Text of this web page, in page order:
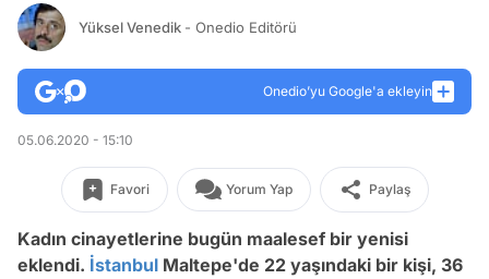
Yüksel Venedik - Onedio Editörü
Onedio’yu Google'a ekleyin
05.06.2020 - 15:10
Favori Yorum Yap Paylaş
Kadın cinayetlerine bugün maalesef bir yenisi
eklendi. İstanbul Maltepe'de 22 yaşındaki bir kişi, 36